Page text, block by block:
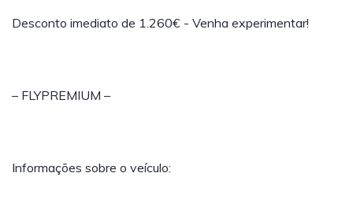
Desconto imediato de 1.260€ - Venha experimentar!
– FLYPREMIUM –
Informações sobre o veículo: